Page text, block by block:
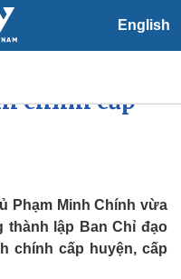
English
Tin 24h
báo thời tiết
dục
ấn VOV
thực hiện
chính cấp
Phạm Minh Chính vừa
thành lập Ban Chỉ đạo
chính cấp huyện, cấp